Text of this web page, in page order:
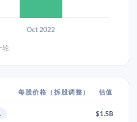
Oct 2022
轮
每股价格（拆股调整） 估值
$1.5B